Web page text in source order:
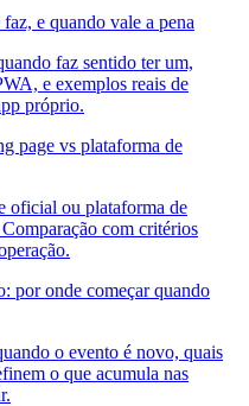
e quando vale a pena
faz sentido ter um,
e exemplos reais de
próprio.
page vs plataforma de
oficial ou plataforma de
com critérios
por onde começar quando
o evento é novo, quais
o que acumula nas